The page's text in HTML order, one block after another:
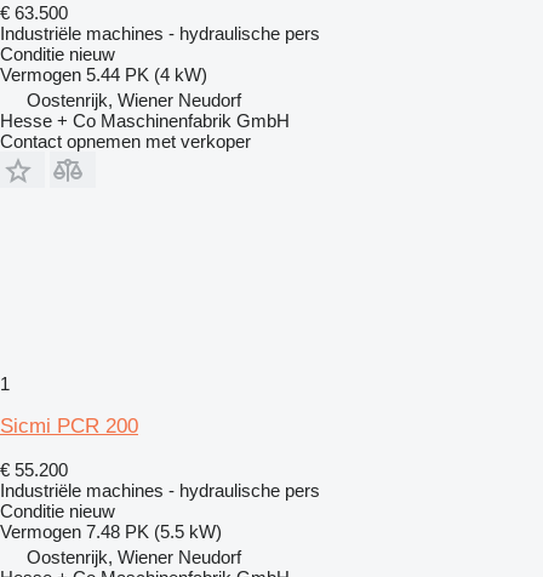
€ 63.500
Industriële machines - hydraulische pers
Conditie nieuw
Vermogen 5.44 PK (4 kW)
Oostenrijk, Wiener Neudorf
Hesse + Co Maschinenfabrik GmbH
Contact opnemen met verkoper
1
Sicmi PCR 200
€ 55.200
Industriële machines - hydraulische pers
Conditie nieuw
Vermogen 7.48 PK (5.5 kW)
Oostenrijk, Wiener Neudorf